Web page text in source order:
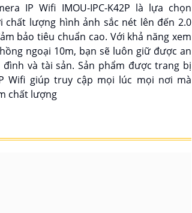
IP Wifi IMOU-IPC-K42P là lựa chọn
chất lượng hình ảnh sắc nét lên đến 2.0
bảo tiêu chuẩn cao. Với khả năng xem
ngoại 10m, bạn sẽ luôn giữ được an
và tài sản. Sản phẩm được trang bị
Wifi giúp truy cập mọi lúc mọi nơi mà
chất lượng